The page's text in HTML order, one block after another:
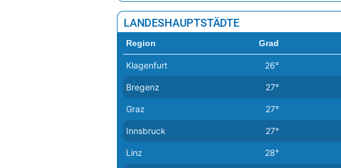
LANDESHAUPTSTÄDTE
Region Grad
Klagenfurt 26°
Bregenz 27°
Graz 27°
Innsbruck 27°
Linz 28°